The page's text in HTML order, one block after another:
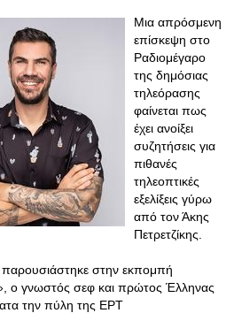
Μια απρόσμενη
επίσκεψη στο
Ραδιομέγαρο
της δημόσιας
τηλεόρασης
φαίνεται πως
έχει ανοίξει
συζητήσεις για
πιθανές
τηλεοπτικές
εξελίξεις γύρω
από τον Άκης
Πετρετζίκης.
στην εκπομπή
ο γνωστός σεφ και πρώτος Έλληνας
την πύλη της ΕΡΤ